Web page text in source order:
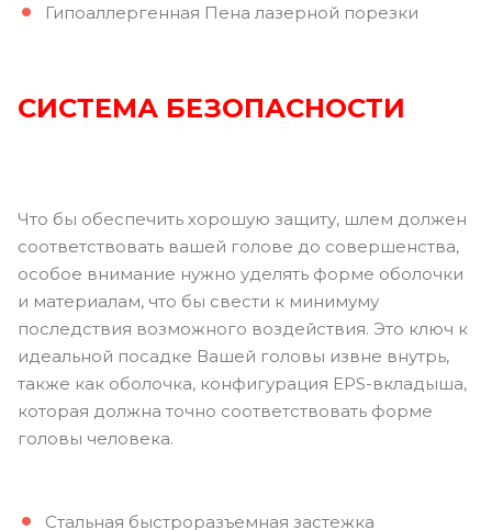
Гипоаллергенная Пена лазерной порезки
СИСТЕМА БЕЗОПАСНОСТИ
Что бы обеспечить хорошую защиту, шлем должен
соответствовать вашей голове до совершенства,
особое внимание нужно уделять форме оболочки
и материалам, что бы свести к минимуму
последствия возможного воздействия. Это ключ к
идеальной посадке Вашей головы извне внутрь,
также как оболочка, конфигурация EPS-вкладыша,
которая должна точно соответствовать форме
головы человека.
Стальная быстроразъемная застежка